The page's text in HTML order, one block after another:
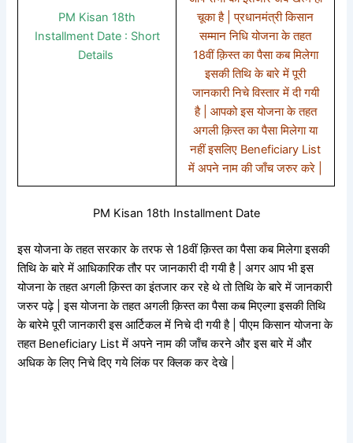
PM Kisan 18th
Installment Date : Short
Details
चूका है | प्रधानमंत्री किसान
सम्मान निधि योजना के तहत
18वीं क़िस्त का पैसा कब मिलेगा
इसकी तिथि के बारे में पूरी
जानकारी निचे विस्तार में दी गयी
है | आपको इस योजना के तहत
अगली क़िस्त का पैसा मिलेगा या
नहीं इसलिए Beneficiary List
में अपने नाम की जाँच जरुर करे |
PM Kisan 18th Installment Date
इस योजना के तहत सरकार के तरफ से 18वीं क़िस्त का पैसा कब मिलेगा इसकी
तिथि के बारे में आधिकारिक तौर पर जानकारी दी गयी है | अगर आप भी इस
योजना के तहत अगली क़िस्त का इंतजार कर रहे थे तो तिथि के बारे में जानकारी
जरुर पढ़े | इस योजना के तहत अगली क़िस्त का पैसा कब मिएल्गा इसकी तिथि
के बारेमे पूरी जानकारी इस आर्टिकल में निचे दी गयी है | पीएम किसान योजना के
तहत Beneficiary List में अपने नाम की जाँच करने और इस बारे में और
अधिक के लिए निचे दिए गये लिंक पर क्लिक कर देखे |